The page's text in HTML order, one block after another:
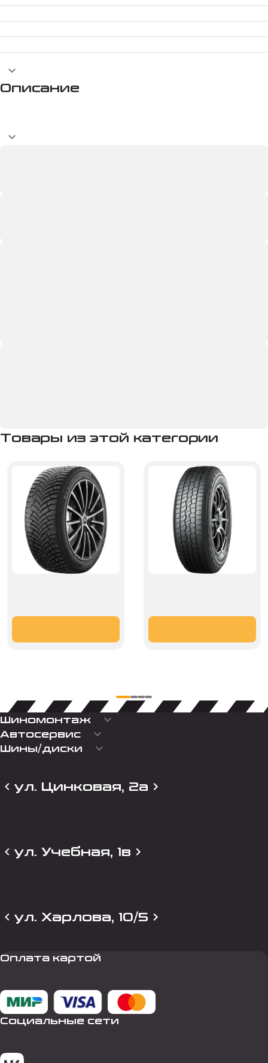
Описание
Товары из этой категории
Шиномонтаж keyboard_arrow_down
Автосервис keyboard_arrow_down
Шины/диски keyboard_arrow_down
ул. Цинковая, 2а
ул. Учебная, 1в
ул. Харлова, 10/5
Оплата картой
Социальные сети